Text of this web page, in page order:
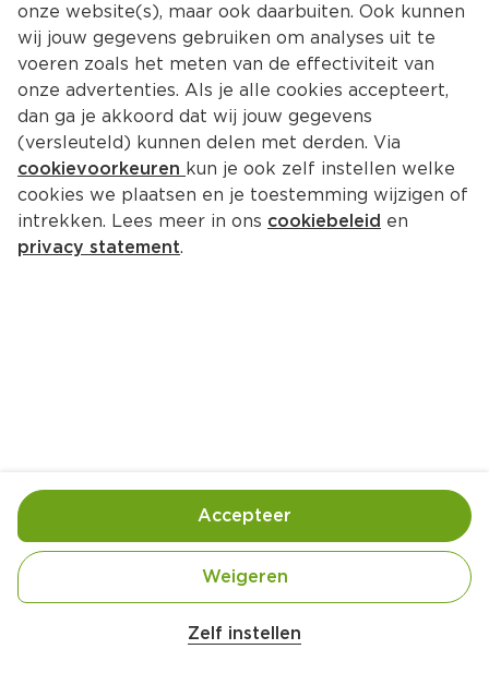
Verstegen Bio Oregano
Pot 10 g  (kilo €269.00)
Handige informatie over dit product
onze website(s), maar ook daarbuiten. Ook kunnen
wij jouw gegevens gebruiken om analyses uit te
voeren zoals het meten van de effectiviteit van
onze advertenties. Als je alle cookies accepteert,
dan ga je akkoord dat wij jouw gegevens
(versleuteld) kunnen delen met derden. Via
cookievoorkeuren kun je ook zelf instellen welke
cookies we plaatsen en je toestemming wijzigen of
intrekken. Lees meer in ons cookiebeleid en
privacy statement.
Zelf instellen
Weigeren
Accepteer